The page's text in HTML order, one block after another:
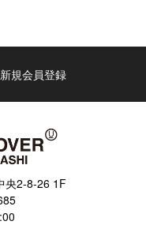
新規会員登録
央2-8-26 1F